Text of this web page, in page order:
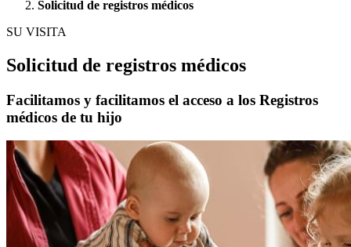
Solicitud de registros médicos
SU VISITA
Solicitud de registros médicos
Facilitamos y facilitamos el acceso a los Registros
médicos de tu hijo